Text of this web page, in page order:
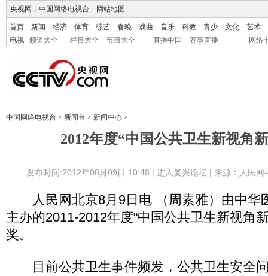
央视网 中国网络电视台 网站地图
首页 新闻 经济 体育 综艺 春晚 戏曲 音乐 科教 青少 文化
艺术
电视
频道大全 栏目大全 节目大全 直播中国 赛事直播 网络
中国网络电视台 > 新闻台 > 新闻中心 >
2012年度“中国公共卫生新视角
发布时间:2012年08月09日 10:48 | 进入复兴论坛 | 来源：人民
人民网北京8月9日电 （周素雅）由中华
主办的2011-2012年度“中国公共卫生新视角
奖。
目前公共卫生事件频发，公共卫生安全